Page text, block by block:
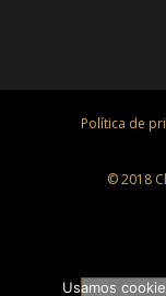
Política de
© 2018
Usamos